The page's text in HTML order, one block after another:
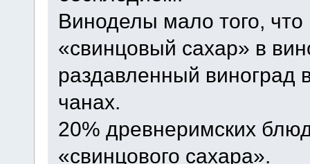
Виноделы мало того, что
«свинцовый сахар» в
раздавленный виноград
чанах.
20% древнеримских
«свинцового сахара».